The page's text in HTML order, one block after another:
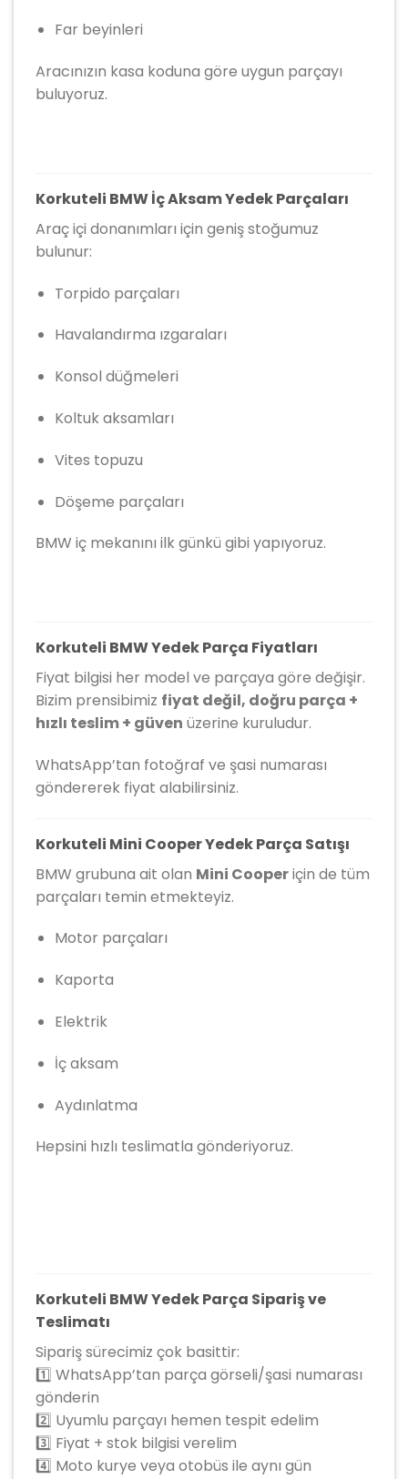
Far beyinleri
Aracınızın kasa koduna göre uygun parçayı
buluyoruz.
Korkuteli BMW İç Aksam Yedek Parçaları
Araç içi donanımları için geniş stoğumuz
bulunur:
Torpido parçaları
Havalandırma ızgaraları
Konsol düğmeleri
Koltuk aksamları
Vites topuzu
Döşeme parçaları
BMW iç mekanını ilk günkü gibi yapıyoruz.
Korkuteli BMW Yedek Parça Fiyatları
Fiyat bilgisi her model ve parçaya göre değişir.
Bizim prensibimiz fiyat değil, doğru parça +
hızlı teslim + güven üzerine kuruludur.
WhatsApp’tan fotoğraf ve şasi numarası
göndererek fiyat alabilirsiniz.
Korkuteli Mini Cooper Yedek Parça Satışı
BMW grubuna ait olan Mini Cooperiçin de tüm
parçaları temin etmekteyiz.
Motor parçaları
Kaporta
Elektrik
İç aksam
Aydınlatma
Hepsini hızlı teslimatla gönderiyoruz.
Korkuteli BMW Yedek Parça Sipariş ve
Teslimatı
Sipariş sürecimiz çok basittir:
1️⃣ WhatsApp’tan parça görseli/şasi numarası
gönderin
2️⃣ Uyumlu parçayı hemen tespit edelim
3️⃣ Fiyat + stok bilgisi verelim
4️⃣ Moto kurye veya otobüs ile aynı gün